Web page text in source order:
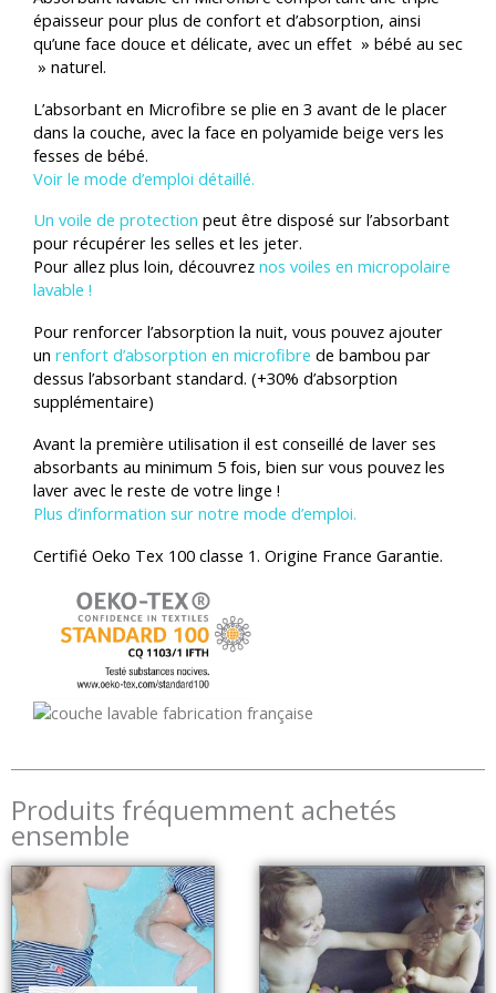
épaisseur pour plus de confort et d’absorption, ainsi
qu’une face douce et délicate, avec un effet » bébé au sec
» naturel.
L’absorbant en Microfibre se plie en 3 avant de le placer
dans la couche, avec la face en polyamide beige vers les
fesses de bébé.
Voir le mode d’emploi détaillé.
Un voile de protection peut être disposé sur l’absorbant
pour récupérer les selles et les jeter.
Pour allez plus loin, découvrez nos voiles en micropolaire
lavable !
Pour renforcer l’absorption la nuit, vous pouvez ajouter
un renfort d’absorption en microfibre de bambou par
dessus l’absorbant standard. (+30% d’absorption
supplémentaire)
Avant la première utilisation il est conseillé de laver ses
absorbants au minimum 5 fois, bien sur vous pouvez les
laver avec le reste de votre linge !
Plus d’information sur notre mode d’emploi.
Certifié Oeko Tex 100 classe 1. Origine France Garantie.
Produits fréquemment achetés
ensemble